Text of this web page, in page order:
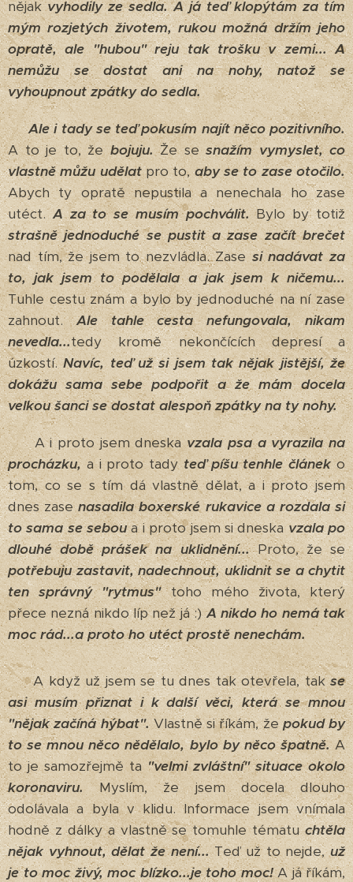
nějakvyhodily ze sedla. A já teď klopýtám za tím
mým rozjetých životem, rukou možná držím jeho
opratě, ale "hubou" reju tak trošku v zemi...A
nemůžu se dostat ani na nohy, natož se
vyhoupnout zpátky do sedla.
Ale i tady se teď pokusím najít něco pozitivního.
A to je to, žebojuju.Že sesnažím vymyslet, co
vlastně můžu udělatpro to,aby se to zase otočilo.
Abych ty opratě nepustila a nenechala ho zase
utéct. A za to se musím pochválit. Bylo by totiž
strašně jednoduché se pustit a zase začít brečet
nad tím, že jsem to nezvládla. Zasesi nadávat za
to, jak jsem to podělala a jak jsem k ničemu...
Tuhle cestu znám a bylo by jednoduché na ní zase
zahnout.Ale tahle cesta nefungovala, nikam
nevedla...tedy kromě nekončících depresí a
úzkostí.Navíc, teď už si jsem tak nějak jistější, že
dokážu sama sebe podpořit a že mám docela
velkou šanci se dostat alespoň zpátky na ty nohy.
A i proto jsem dneskavzala psa a vyrazila na
procházku, a i proto tadyteď píšu tenhle článeko
tom, co se s tím dá vlastně dělat, a i proto jsem
dnes zasenasadila boxerské rukavice a rozdala si
to sama se seboua i proto jsem si dneskavzala po
dlouhé době prášek na uklidnění...Proto, že se
potřebuju zastavit, nadechnout, uklidnit se a chytit
ten správný "rytmus"toho mého života, který
přece nezná nikdo líp než já :)A nikdo ho nemá tak
moc rád...a proto ho utéct prostě nenechám.
A když už jsem se tu dnes tak otevřela, takse
asi musím přiznat i k další věci, která se mnou
"nějak začíná hýbat".Vlastně si říkám, žepokud by
to se mnou něco nědělalo, bylo by něco špatně.A
to je samozřejmě ta"velmi zvláštní" situace okolo
koronaviru.Myslím, že jsem docela dlouho
odolávala a byla v klidu. Informace jsem vnímala
hodně z dálky a vlastně se tomuhle tématuchtěla
nějak vyhnout, dělat že není...Teď už to nejde,už
je to moc živý, moc blízko...je toho moc!A já říkám,